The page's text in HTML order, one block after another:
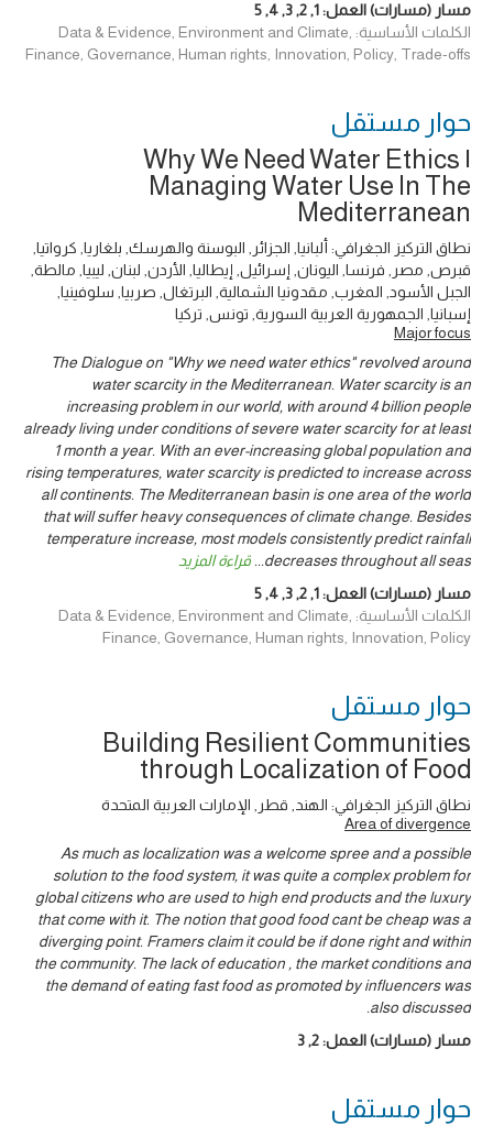
مسار (مسارات) العمل:1
,
2
,
3
,
4
,
5
الكلمات الأساسية: Data & Evidence, Environment and Climate,
Finance, Governance, Human rights, Innovation, Policy, Trade-offs
حوار ‎مستقل
Why We Need Water Ethics |
Managing Water Use In The
Mediterranean
نطاق التركيز الجغرافي: ألبانيا, الجزائر, البوسنة والهرسك, بلغاريا, كرواتيا,
قبرص, مصر, فرنسا, اليونان, إسرائيل, إيطاليا, الأردن, لبنان, ليبيا, مالطة,
الجبل الأسود, المغرب, مقدونيا الشمالية, البرتغال, صربيا, سلوفينيا,
إسبانيا, الجمهورية العربية السورية, تونس, تركيا
Major focus
The Dialogue on "Why we need water ethics" revolved around
water scarcity in the Mediterranean. Water scarcity is an
increasing problem in our world, with around 4 billion people
already living under conditions of severe water scarcity for at least
1 month a year. With an ever-increasing global population and
rising temperatures, water scarcity is predicted to increase across
all continents. The Mediterranean basin is one area of the world
that will suffer heavy consequences of climate change. Besides
temperature increase, most models consistently predict rainfall
decreases throughout all seas
... قراءة المزيد
مسار (مسارات) العمل:1
,
2
,
3
,
4
,
5
الكلمات الأساسية: Data & Evidence, Environment and Climate,
Finance, Governance, Human rights, Innovation, Policy
حوار ‎مستقل
Building Resilient Communities
through Localization of Food
نطاق التركيز الجغرافي: الهند, قطر, الإمارات العربية المتحدة
Area of divergence
As much as localization was a welcome spree and a possible
solution to the food system, it was quite a complex problem for
global citizens who are used to high end products and the luxury
that come with it. The notion that good food cant be cheap was a
diverging point. Framers claim it could be if done right and within
the community. The lack of education , the market conditions and
the demand of eating fast food as promoted by influencers was
also discussed.
مسار (مسارات) العمل:2
,
3
حوار ‎مستقل